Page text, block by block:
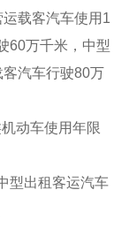
载客汽车使用1
60万千米，中型
汽车行驶80万
动车使用年限
型出租客运汽车